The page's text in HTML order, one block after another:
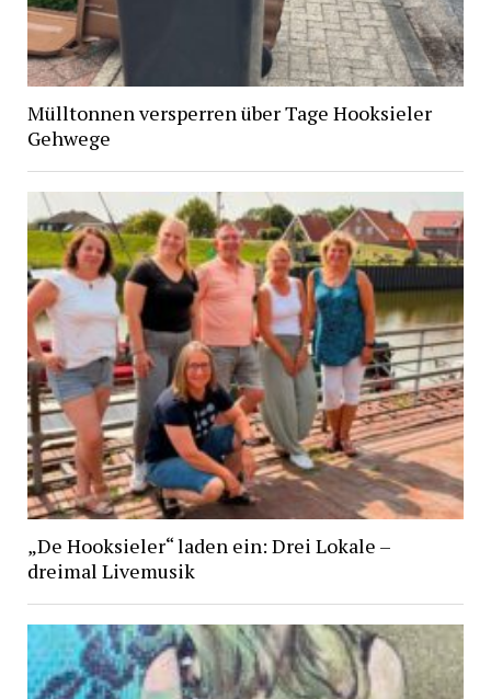
Mülltonnen versperren über Tage Hooksieler
Gehwege
„De Hooksieler“ laden ein: Drei Lokale –
dreimal Livemusik